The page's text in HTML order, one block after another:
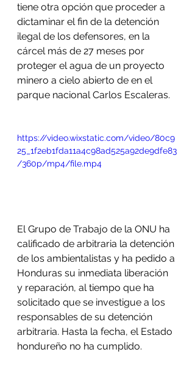
tiene otra opción que proceder a
dictaminar el fin de la detención
ilegal de los defensores, en la
cárcel más de 27 meses por
proteger el agua de un proyecto
minero a cielo abierto de en el
parque nacional Carlos Escaleras.
https://video.wixstatic.com/video/80c9
25_1f2eb1fda11a4c98ad525a92de9dfe83
/360p/mp4/file.mp4
El Grupo de Trabajo de la ONU ha
calificado de arbitraria la detención
de los ambientalistas y ha pedido a
Honduras su inmediata liberación
y reparación, al tiempo que ha
solicitado que se investigue a los
responsables de su detención
arbitraria. Hasta la fecha, el Estado
hondureño no ha cumplido.